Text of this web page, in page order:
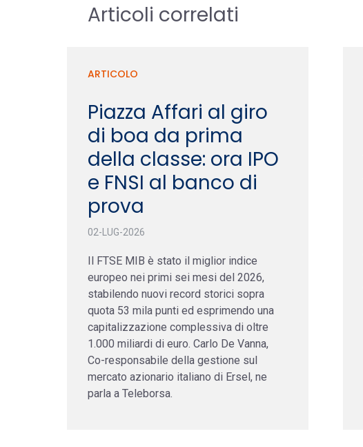
Articoli correlati
ARTICOLO
Piazza Affari al giro
di boa da prima
della classe: ora IPO
e FNSI al banco di
prova
02-LUG-2026
Il FTSE MIB è stato il miglior indice
europeo nei primi sei mesi del 2026,
stabilendo nuovi record storici sopra
quota 53 mila punti ed esprimendo una
capitalizzazione complessiva di oltre
1.000 miliardi di euro. Carlo De Vanna,
Co-responsabile della gestione sul
mercato azionario italiano di Ersel, ne
parla a Teleborsa.